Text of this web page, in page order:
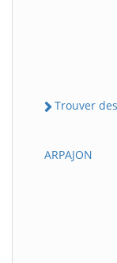
Trouver
ARPAJON